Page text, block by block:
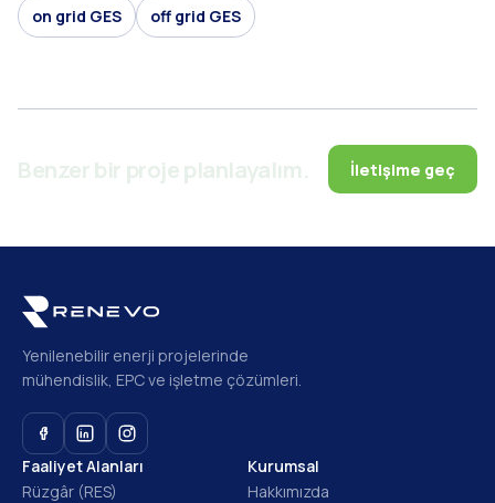
on grid GES off grid GES
İletişime geç
Yenilenebilir enerji projelerinde
mühendislik, EPC ve işletme çözümleri.
Faaliyet Alanları
Rüzgâr (RES)
Kurumsal
Hakkımızda